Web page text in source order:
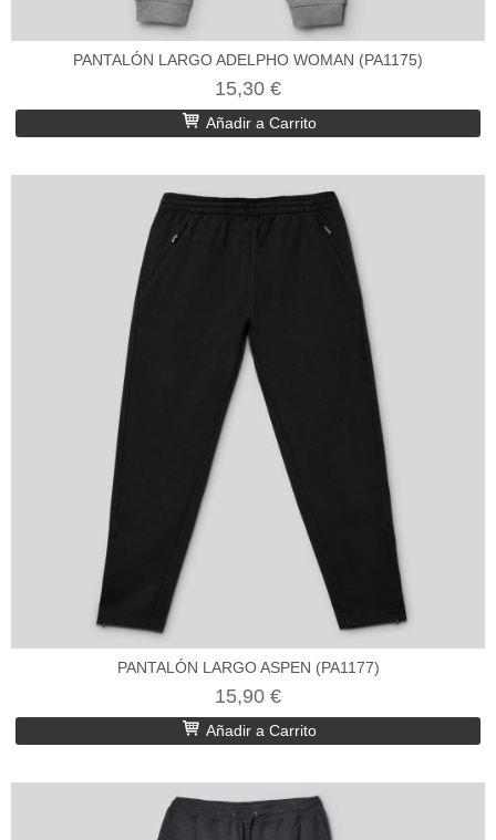
PANTALÓN LARGO ADELPHO WOMAN (PA1175)
15,30 €
Añadir a Carrito
PANTALÓN LARGO ASPEN (PA1177)
15,90 €
Añadir a Carrito